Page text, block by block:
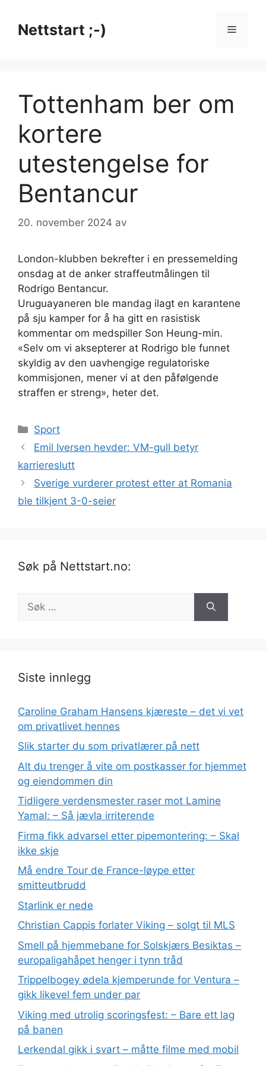
innholdNettstart ;-) Meny
Tottenham ber om
kortere
utestengelse for
Bentancur
20. november 2024 av
London-klubben bekrefter i en pressemelding
onsdag at de anker straffeutmålingen til
Rodrigo Bentancur.
Uruguayaneren ble mandag ilagt en karantene
på sju kamper for å ha gitt en rasistisk
kommentar om medspiller Son Heung-min.
«Selv om vi aksepterer at Rodrigo ble funnet
skyldig av den uavhengige regulatoriske
kommisjonen, mener vi at den påfølgende
straffen er streng», heter det.
Kategorier
Sport
Emil Iversen hevder: VM-gull betyr
karriereslutt
Sverige vurderer protest etter at Romania
ble tilkjent 3-0-seier
Søk på Nettstart.no:
etter:
Siste innlegg
Caroline Graham Hansens kjæreste – det vi vet
om privatlivet hennes
Slik starter du som privatlærer på nett
Alt du trenger å vite om postkasser for hjemmet
og eiendommen din
Tidligere verdensmester raser mot Lamine
Yamal: – Så jævla irriterende
Firma fikk advarsel etter pipemontering: – Skal
ikke skje
Må endre Tour de France-løype etter
smitteutbrudd
Starlink er nede
Christian Cappis forlater Viking – solgt til MLS
Smell på hjemmebane for Solskjærs Besiktas –
europaligahåpet henger i tynn tråd
Trippelbogey ødela kjemperunde for Ventura –
gikk likevel fem under par
Viking med utrolig scoringsfest: – Bare ett lag
på banen
Lerkendal gikk i svart – måtte filme med mobil